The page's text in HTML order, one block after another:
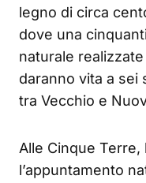
legno di circa
dove una
naturale
daranno vita a sei
tra Vecchio e
Alle Cinque Terre,
l’appuntamento